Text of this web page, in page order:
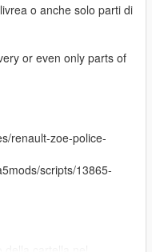
o anche solo parti di
or even only parts of
renault-zoe-police-
scripts/13865-